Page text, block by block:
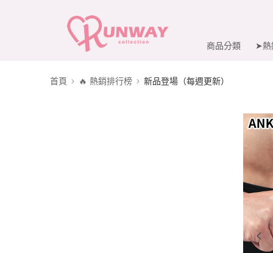
商品分類 ➤熱
首頁 🔥 熱銷排行榜 新品登場（每週更新）